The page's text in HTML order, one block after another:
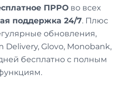
ПРРО во всех
поддержка 24/7. Плюс
обновления,
Delivery, Glovo, Monobank,
бесплатно с полным